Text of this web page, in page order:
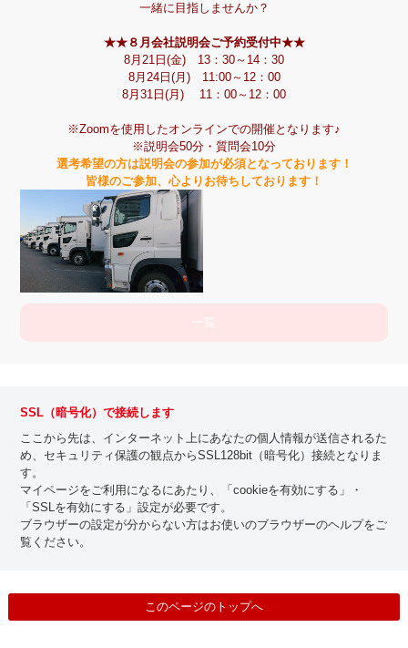
一緒に目指しませんか？
★★８月会社説明会ご予約受付中★★
8月21日(金) 13：30～14：30
8月24日(月) 11:00～12：00
8月31日(月) 11：00～12：00
※Zoomを使用したオンラインでの開催となります♪
※説明会50分・質問会10分
選考希望の方は説明会の参加が必須となっております！
皆様のご参加、心よりお待ちしております！
SSL（暗号化）で接続します
ここから先は、インターネット上にあなたの個人情報が送信されるた
め、セキュリティ保護の観点からSSL128bit（暗号化）接続となりま
す。
マイページをご利用になるにあたり、「cookieを有効にする」・
「SSLを有効にする」設定が必要です。
ブラウザーの設定が分からない方はお使いのブラウザーのヘルプをご
覧ください。
このページのトップへ